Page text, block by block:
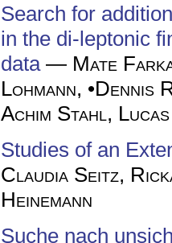
Search for
in the di-leptonic
data— Mate
Lohmann, •Dennis
Achim Stahl,
Studies of an
Claudia Seitz,
Heinemann
Suche nach